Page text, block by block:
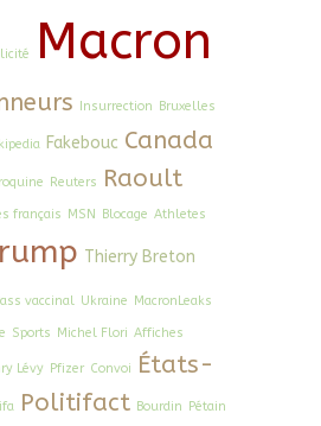
Macron
Insurrection Bruxelles
Fakebouc Canada
Reuters Raoult
français MSN Blocage Athletes
Thierry Breton
vaccinal Ukraine MacronLeaks
Sports Michel Flori Affiches
Lévy Pfizer Convoi
États-
Politifact Bourdin Pétain